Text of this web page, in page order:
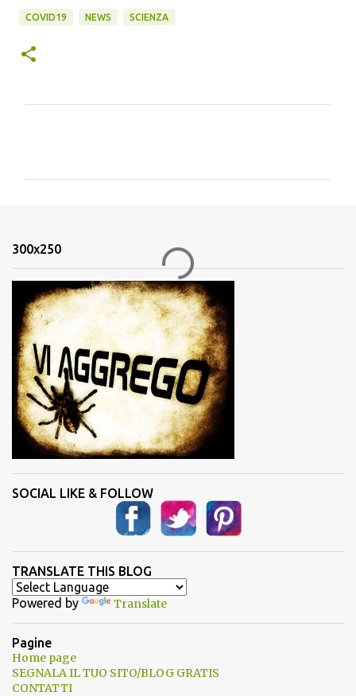
COVID19 NEWS SCIENZA
n
i
300x250
SOCIAL LIKE & FOLLOW
TRANSLATE THIS BLOG
Powered by Translate
Pagine
Home page
SEGNALA IL TUO SITO/BLOG GRATIS
CONTATTI